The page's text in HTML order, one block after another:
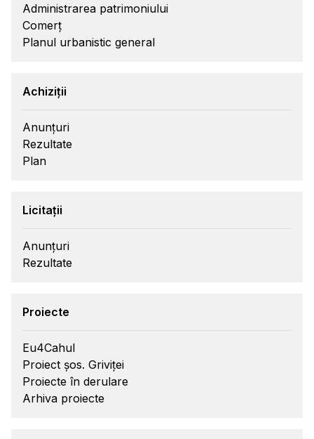
Administrarea patrimoniului
Comerț
Planul urbanistic general
Achiziții
Anunțuri
Rezultate
Plan
Licitații
Anunțuri
Rezultate
Proiecte
Eu4Cahul
Proiect șos. Griviței
Proiecte în derulare
Arhiva proiecte